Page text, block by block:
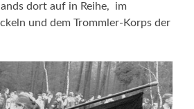
dort auf in Reihe, im
und dem Trommler-Korps der